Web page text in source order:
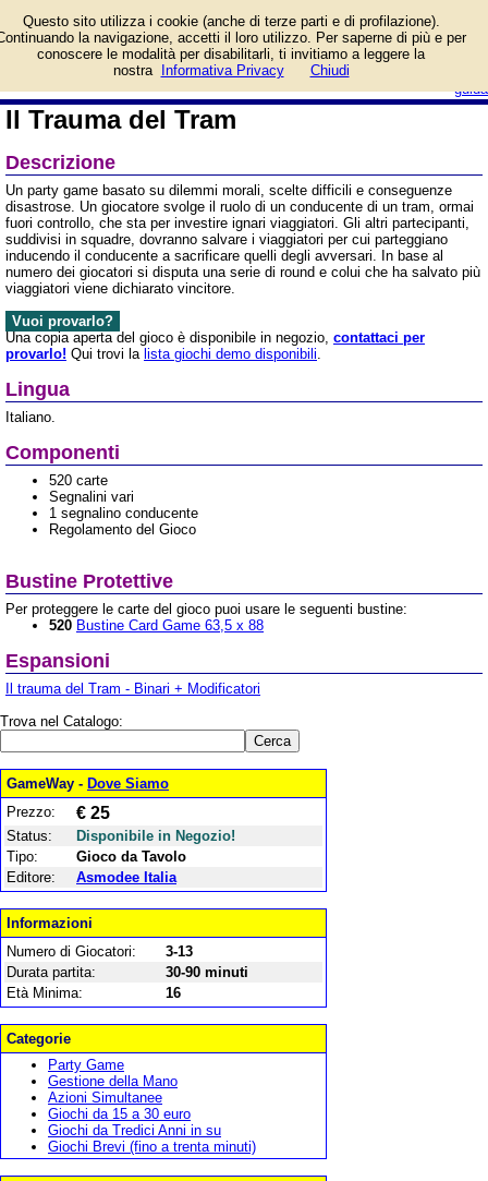
guida
del Tram e prezzo di
vendita. Prodotto da
Il Trauma del Tram
Descrizione
Un party game basato su dilemmi morali, scelte difficili e conseguenze
disastrose. Un giocatore svolge il ruolo di un conducente di un tram, ormai
fuori controllo, che sta per investire ignari viaggiatori. Gli altri partecipanti,
suddivisi in squadre, dovranno salvare i viaggiatori per cui parteggiano
inducendo il conducente a sacrificare quelli degli avversari. In base al
numero dei giocatori si disputa una serie di round e colui che ha salvato più
viaggiatori viene dichiarato vincitore.
Vuoi provarlo?
Una copia aperta del gioco è disponibile in negozio, contattaci per
provarlo! Qui trovi la lista giochi demo disponibili.
Lingua
Italiano.
Componenti
520 carte
Segnalini vari
1 segnalino conducente
Regolamento del Gioco
Bustine Protettive
Per proteggere le carte del gioco puoi usare le seguenti bustine:
520 Bustine Card Game 63,5 x 88
Espansioni
Il trauma del Tram - Binari + Modificatori
Trova nel Catalogo:
GameWay - Dove Siamo
Prezzo:
€ 25
Status:
Disponibile in Negozio!
Tipo:
Gioco da Tavolo
Editore:
Asmodee Italia
Informazioni
Numero di Giocatori:
3-13
Durata partita:
30-90 minuti
Età Minima:
16
Categorie
Party Game
Gestione della Mano
Azioni Simultanee
Giochi da 15 a 30 euro
Giochi da Tredici Anni in su
Giochi Brevi (fino a trenta minuti)
Questo sito utilizza i cookie (anche di terze parti e di profilazione).
la navigazione, accetti il loro utilizzo. Per saperne di più e per
conoscere le modalità per disabilitarli, ti invitiamo a leggere la
nostra
Informativa Privacy Chiudi